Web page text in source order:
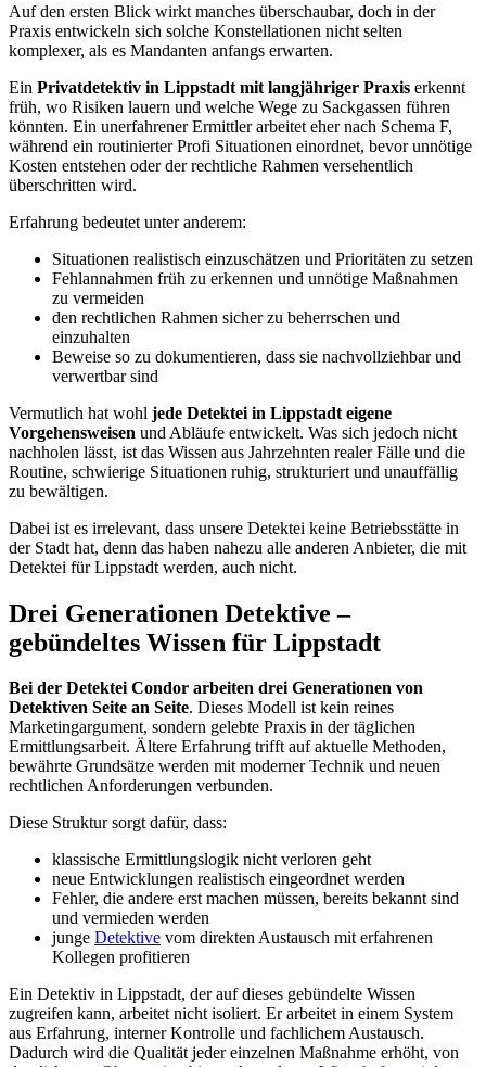
Auf den ersten Blick wirkt manches überschaubar, doch in der
Praxis entwickeln sich solche Konstellationen nicht selten
komplexer, als es Mandanten anfangs erwarten.
Ein Privatdetektiv in Lippstadt mit langjähriger Praxis erkennt
früh, wo Risiken lauern und welche Wege zu Sackgassen führen
könnten. Ein unerfahrener Ermittler arbeitet eher nach Schema F,
während ein routinierter Profi Situationen einordnet, bevor unnötige
Kosten entstehen oder der rechtliche Rahmen versehentlich
überschritten wird.
Erfahrung bedeutet unter anderem:
Situationen realistisch einzuschätzen und Prioritäten zu setzen
Fehlannahmen früh zu erkennen und unnötige Maßnahmen
zu vermeiden
den rechtlichen Rahmen sicher zu beherrschen und
einzuhalten
Beweise so zu dokumentieren, dass sie nachvollziehbar und
verwertbar sind
Vermutlich hat wohl jede Detektei in Lippstadt eigene
Vorgehensweisen und Abläufe entwickelt. Was sich jedoch nicht
nachholen lässt, ist das Wissen aus Jahrzehnten realer Fälle und die
Routine, schwierige Situationen ruhig, strukturiert und unauffällig
zu bewältigen.
Dabei ist es irrelevant, dass unsere Detektei keine Betriebsstätte in
der Stadt hat, denn das haben nahezu alle anderen Anbieter, die mit
Detektei für Lippstadt werden, auch nicht.
​Drei Generationen Detektive –
gebündeltes Wissen für Lippstadt
Bei der Detektei Condor arbeiten drei Generationen von
Detektiven Seite an Seite. Dieses Modell ist kein reines
Marketingargument, sondern gelebte Praxis in der täglichen
Ermittlungsarbeit. Ältere Erfahrung trifft auf aktuelle Methoden,
bewährte Grundsätze werden mit moderner Technik und neuen
rechtlichen Anforderungen verbunden.
Diese Struktur sorgt dafür, dass:
klassische Ermittlungslogik nicht verloren geht
neue Entwicklungen realistisch eingeordnet werden
Fehler, die andere erst machen müssen, bereits bekannt sind
und vermieden werden
junge Detektive vom direkten Austausch mit erfahrenen
Kollegen profitieren
Ein Detektiv in Lippstadt, der auf dieses gebündelte Wissen
zugreifen kann, arbeitet nicht isoliert. Er arbeitet in einem System
aus Erfahrung, interner Kontrolle und fachlichem Austausch.
Dadurch wird die Qualität jeder einzelnen Maßnahme erhöht, von